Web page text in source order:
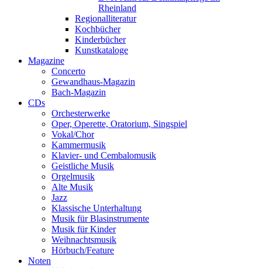
Rheinland
Regionalliteratur
Kochbücher
Kinderbücher
Kunstkataloge
Magazine
Concerto
Gewandhaus-Magazin
Bach-Magazin
CDs
Orchesterwerke
Oper, Operette, Oratorium, Singspiel
Vokal/Chor
Kammermusik
Klavier- und Cembalomusik
Geistliche Musik
Orgelmusik
Alte Musik
Jazz
Klassische Unterhaltung
Musik für Blasinstrumente
Musik für Kinder
Weihnachtsmusik
Hörbuch/Feature
Noten